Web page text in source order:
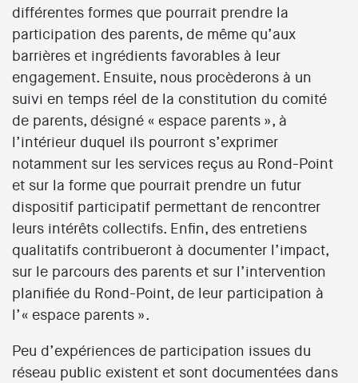
différentes formes que pourrait prendre la
participation des parents, de même qu’aux
barrières et ingrédients favorables à leur
engagement. Ensuite, nous procèderons à un
suivi en temps réel de la constitution du comité
de parents, désigné « espace parents », à
l’intérieur duquel ils pourront s’exprimer
notamment sur les services reçus au Rond-Point
et sur la forme que pourrait prendre un futur
dispositif participatif permettant de rencontrer
leurs intérêts collectifs. Enfin, des entretiens
qualitatifs contribueront à documenter l’impact,
sur le parcours des parents et sur l’intervention
planifiée du Rond-Point, de leur participation à
l’« espace parents ».
Peu d’expériences de participation issues du
réseau public existent et sont documentées dans